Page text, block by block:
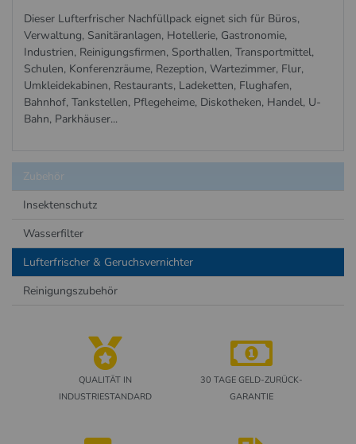
Dieser Lufterfrischer Nachfüllpack eignet sich für Büros,
Verwaltung, Sanitäranlagen, Hotellerie, Gastronomie,
Industrien, Reinigungsfirmen, Sporthallen, Transportmittel,
Schulen, Konferenzräume, Rezeption, Wartezimmer, Flur,
Umkleidekabinen, Restaurants, Ladeketten, Flughafen,
Bahnhof, Tankstellen, Pflegeheime, Diskotheken, Handel, U-
Bahn, Parkhäuser...
Zubehör
Insektenschutz
Wasserfilter
Lufterfrischer & Geruchsvernichter
Reinigungszubehör
QUALITÄT IN
INDUSTRIESTANDARD
30 TAGE GELD-ZURÜCK-
GARANTIE